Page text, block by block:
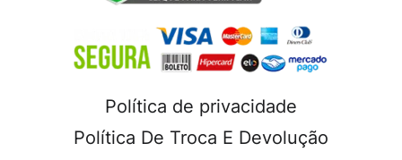
Política de privacidade
Política De Troca E Devolução